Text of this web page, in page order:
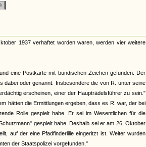
1937 verhaftet worden waren, werden vier weitere
eine Postkarte mit bündischen Zeichen gefunden. Der
dabei oder genannt. Insbesondere die von R. unter seine
erscheinen, einer der Haupträdelsführer zu sein."
hätten die Ermittlungen ergeben, dass es R. war, der bei
Rolle gespielt habe. Er sei im Wesentlichen für die
gespielt habe. Deshalb sei er am 26. Oktober
auf der eine Pfadfinderlilie eingeritzt ist. Weiter wurden
der Staatspolizei vorgefunden."